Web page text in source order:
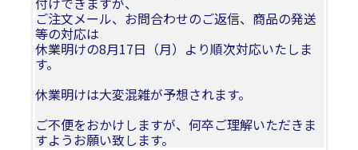
ご注文メール、お問合わせのご返信、商品の発送
等の対応は
休業明けの8月17日（月）より順次対応いたしま
す。
休業明けは大変混雑が予想されます。
ご不便をおかけしますが、何卒ご理解いただきま
すようお願い致します。